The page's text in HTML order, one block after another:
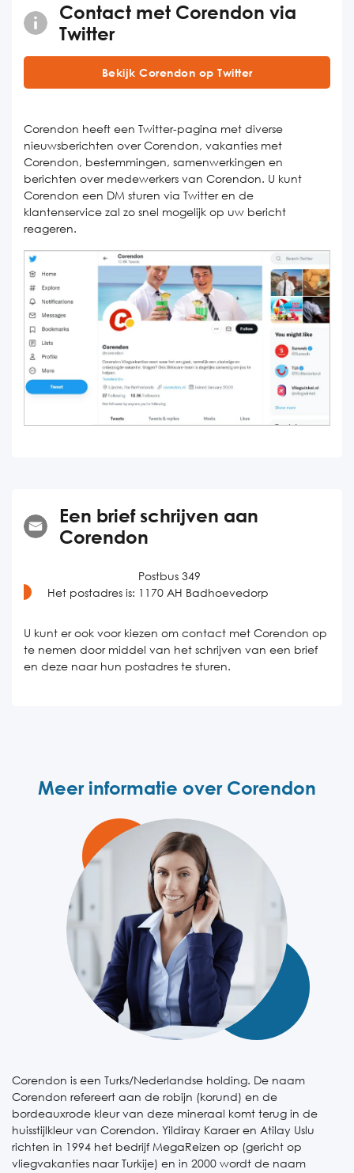
Contact met Corendon via
Twitter
Bekijk Corendon op Twitter
Corendon heeft een Twitter-pagina met diverse
nieuwsberichten over Corendon, vakanties met
Corendon, bestemmingen, samenwerkingen en
berichten over medewerkers van Corendon. U kunt
Corendon een DM sturen via Twitter en de
klantenservice zal zo snel mogelijk op uw bericht
reageren.
Een brief schrijven aan
Corendon
Het postadres is:
Postbus 349
1170 AH Badhoevedorp
U kunt er ook voor kiezen om contact met Corendon op
te nemen door middel van het schrijven van een brief
en deze naar hun postadres te sturen.
Meer informatie over Corendon
Corendon is een Turks/Nederlandse holding. De naam
Corendon refereert aan de robijn (korund) en de
bordeauxrode kleur van deze mineraal komt terug in de
huisstijlkleur van Corendon. Yildiray Karaer en Atilay Uslu
richten in 1994 het bedrijf MegaReizen op (gericht op
vliegvakanties naar Turkije) en in 2000 wordt de naam